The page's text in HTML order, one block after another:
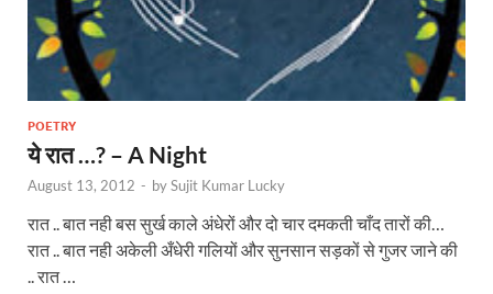
POETRY
ये रात …? – A Night
August 13, 2012 - bySujit Kumar Lucky
रात .. बात नही बस सुर्ख काले अंधेरों और दो चार दमकती चाँद तारों की…
रात .. बात नही अकेली अँधेरी गलियों और सुनसान सड़कों से गुजर जाने की
.. रात …